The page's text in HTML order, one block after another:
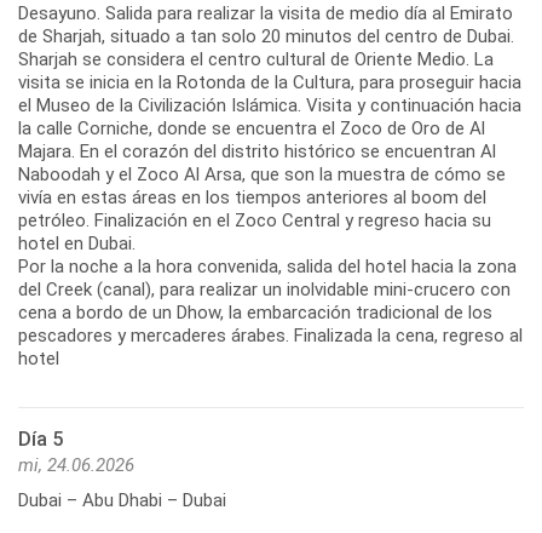
Desayuno. Salida para realizar la visita de medio día al Emirato
de Sharjah, situado a tan solo 20 minutos del centro de Dubai.
Sharjah se considera el centro cultural de Oriente Medio. La
visita se inicia en la Rotonda de la Cultura, para proseguir hacia
el Museo de la Civilización Islámica. Visita y continuación hacia
la calle Corniche, donde se encuentra el Zoco de Oro de Al
Majara. En el corazón del distrito histórico se encuentran Al
Naboodah y el Zoco Al Arsa, que son la muestra de cómo se
vivía en estas áreas en los tiempos anteriores al boom del
petróleo. Finalización en el Zoco Central y regreso hacia su
hotel en Dubai.
Por la noche a la hora convenida, salida del hotel hacia la zona
del Creek (canal), para realizar un inolvidable mini-crucero con
cena a bordo de un Dhow, la embarcación tradicional de los
pescadores y mercaderes árabes. Finalizada la cena, regreso al
hotel
Día 5
mi, 24.06.2026
Dubai – Abu Dhabi – Dubai